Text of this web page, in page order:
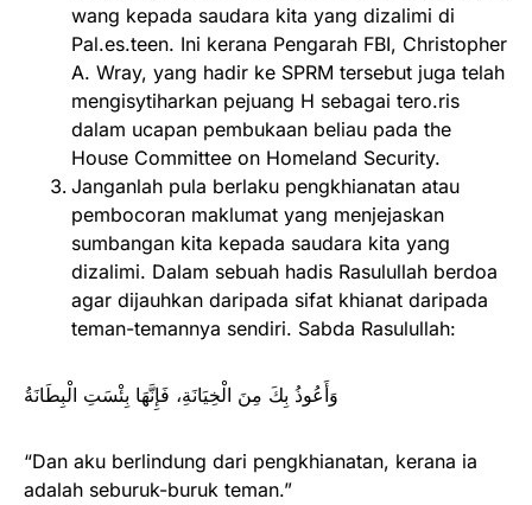
wang kepada saudara kita yang dizalimi di
Pal.es.teen. Ini kerana Pengarah FBI, Christopher
A. Wray, yang hadir ke SPRM tersebut juga telah
mengisytiharkan pejuang H sebagai tero.ris
dalam ucapan pembukaan beliau pada the
House Committee on Homeland Security.
Janganlah pula berlaku pengkhianatan atau
pembocoran maklumat yang menjejaskan
sumbangan kita kepada saudara kita yang
dizalimi. Dalam sebuah hadis Rasulullah berdoa
agar dijauhkan daripada sifat khianat daripada
teman-temannya sendiri. Sabda Rasulullah:
وَأَعُوذُ بِكَ مِنَ الْخِيَانَةِ، فَإِنَّهَا بِئْسَتِ الْبِطَانَةُ
“Dan aku berlindung dari pengkhianatan, kerana ia
adalah seburuk-buruk teman.”